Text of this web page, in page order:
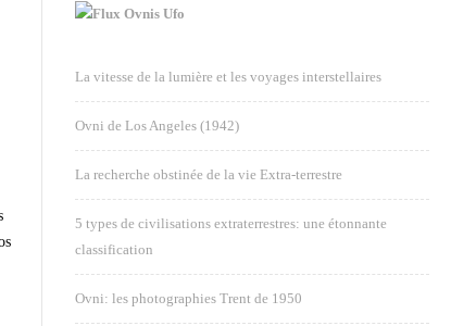
Ovnis Ufo
La vitesse de la lumière et les voyages interstellaires
Ovni de Los Angeles (1942)
La recherche obstinée de la vie Extra-terrestre
5 types de civilisations extraterrestres: une étonnante
classification
Ovni: les photographies Trent de 1950